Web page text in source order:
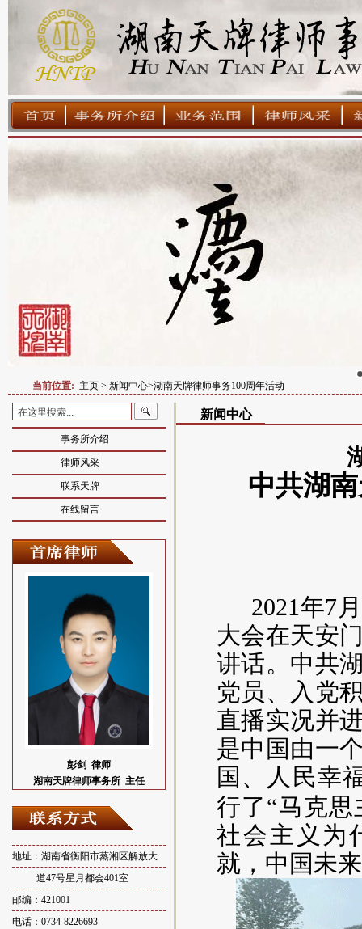
当前位置: 主页 > 新闻中心>湖南天牌律师事务100周年活动
事务所介绍
律师风采
联系天牌
在线留言
彭剑 律师
湖南天牌律师事务所 主任
地址：湖南省衡阳市蒸湘区解放大
道47号星月都会401室
邮编：421001
电话：0734-8226693
新闻中心
中共湖
2021年7
大会在天安
讲话。中共
党员、入党
直播实况并
是中国 由一
国 、
人民幸
行了“马克
社会主义为
就 ， 中国未